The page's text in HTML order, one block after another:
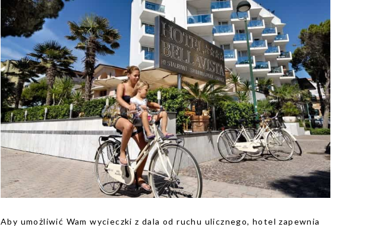
Aby umożliwić Wam wycieczki z dala od ruchu ulicznego, hotel zapewnia